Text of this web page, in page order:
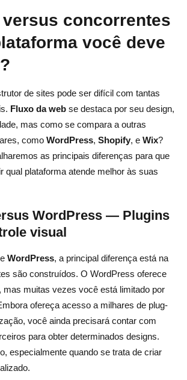
concorrentes
você deve
de sites pode ser difícil com tantas
Fluxo da web se destaca por seu design,
mas como se compara a outras
como WordPress, Shopify, e Wix?
as principais diferenças para que
qual plataforma atende melhor às suas
WordPress — Plugins
visual
WordPress, a principal diferença está na
são construídos. O WordPress oferece
mas muitas vezes você está limitado por
ofereça acesso a milhares de plug-
você ainda precisará contar com
para obter determinados designs.
especialmente quando se trata de criar